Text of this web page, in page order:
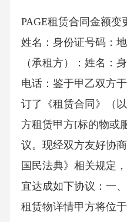
PAGE租赁合同金额变
姓名：身份证号码：
（承租方）：姓名：
电话：鉴于甲乙双方
订了《租赁合同》（
方租赁甲方[标的物或
议。现经双方友好协
国民法典》相关规定
宜达成如下协议：一
租赁物详情甲方将位